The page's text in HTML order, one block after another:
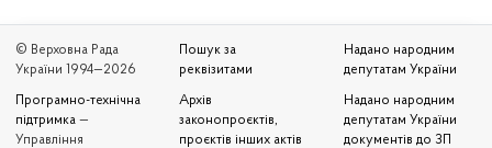
© Верховна Рада
України 1994—2026
Програмно-технічна
підтримка —
Управління
Пошук за
реквізитами
Архів
законопроєктів,
проєктів інших актів
Надано народним
депутатам України
Надано народним
депутатам України
документів до ЗП